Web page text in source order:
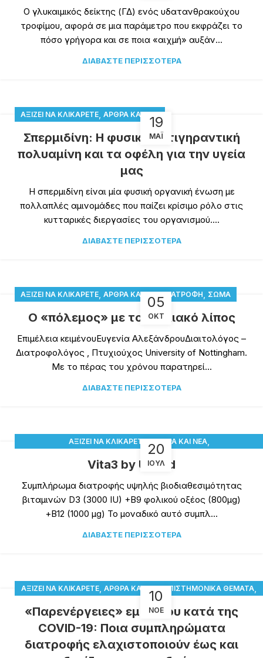
Ο γλυκαιμικός δείκτης (ΓΔ) ενός υδατανθρακούχου
τροφίμου, αφορά σε μια παράμετρο που εκφράζει το
πόσο γρήγορα και σε ποια «αιχμή» αυξάν...
ΔΙΑΒΆΣΤΕ ΠΕΡΙΣΣΌΤΕΡΑ
19
ΜΆΙ
ΑΞΊΖΕΙ ΝΑ ΚΛΙΚΑΡΕΤΕ, ΆΡΘΡΑ ΚΑΙ ΝΈΑ
Σπερμιδίνη: Η φυσική αντιγηραντική
πολυαμίνη και τα οφέλη για την υγεία
μας
Η σπερμιδίνη είναι μία φυσική οργανική ένωση με
πολλαπλές αμινομάδες που παίζει κρίσιμο ρόλο στις
κυτταρικές διεργασίες του οργανισμού....
ΔΙΑΒΆΣΤΕ ΠΕΡΙΣΣΌΤΕΡΑ
05
ΟΚΤ
ΑΞΊΖΕΙ ΝΑ ΚΛΙΚΑΡΕΤΕ, ΆΡΘΡΑ ΚΑΙ ΝΈΑ,ΔΙΑΤΡΟΦΉ, ΣΏΜΑ
Ο «πόλεμος» με το κοιλιακό λίπος
Επιμέλεια κειμένουΕυγενία ΑλεξάνδρουΔιαιτολόγος –
Διατροφολόγος , Πτυχιούχος University of Nottingham.
Με το πέρας του χρόνου παρατηρεί...
ΔΙΑΒΆΣΤΕ ΠΕΡΙΣΣΌΤΕΡΑ
20
ΙΟΎΛ
ΑΞΊΖΕΙ ΝΑ ΚΛΙΚΑΡΕΤΕ,ΆΡΘΡΑ ΚΑΙ ΝΈΑ,
ΔΙΑΤΡΟΦΙΚΆ ΣΥΜΠΛΗΡΏΜΑΤΑ
Vita3 by Uneed
Συμπλήρωμα διατροφής υψηλής βιοδιαθεσιμότητας
βιταμινών D3 (3000 IU) +B9 φολικού οξέος (800μg)
+B12 (1000 μg) Το μοναδικό αυτό συμπλ...
ΔΙΑΒΆΣΤΕ ΠΕΡΙΣΣΌΤΕΡΑ
10
ΝΟΈ
ΑΞΊΖΕΙ ΝΑ ΚΛΙΚΑΡΕΤΕ, ΆΡΘΡΑ ΚΑΙ ΝΈΑ,ΕΠΙΣΤΗΜΟΝΙΚΆ ΘΈΜΑΤΑ,
ΕΠΙΣΤΗΜΟΝΙΚΈΣ ΑΠΌΨΕΙΣ!
«Παρενέργειες» εμβολίου κατά της
COVID-19: Ποια συμπληρώματα
διατροφής ελαχιστοποιούν έως και